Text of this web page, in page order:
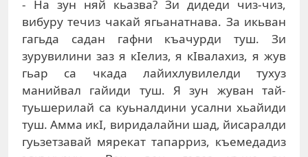
- На зун няй кьазва? Зи дидеди чиз-чиз,
вибуру течиз чакай ягьанатнава. За икьван
гагьда садан гафни къачурди туш. Зи
зурувилини заз я кIелиз, я кIвалахиз, я жув
гьар са чкада лайихлувилелди тухуз
манийвал гайиди туш. Я зун жуван тай-
туьшерилай са куьналдини усални хьайиди
туш. Амма икI, виридалайни шад, йисаралди
гуьзетзавай мярекат тапарриз, къемедадиз